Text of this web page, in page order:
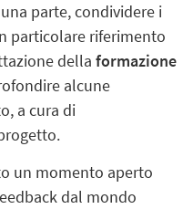
parte, condividere i
particolare riferimento
dellaformazione
alcune
a cura di
un momento aperto
dal mondo